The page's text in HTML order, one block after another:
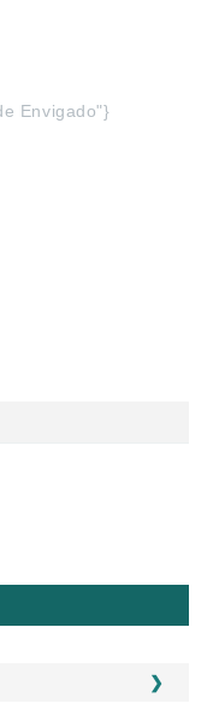
Envigado"}